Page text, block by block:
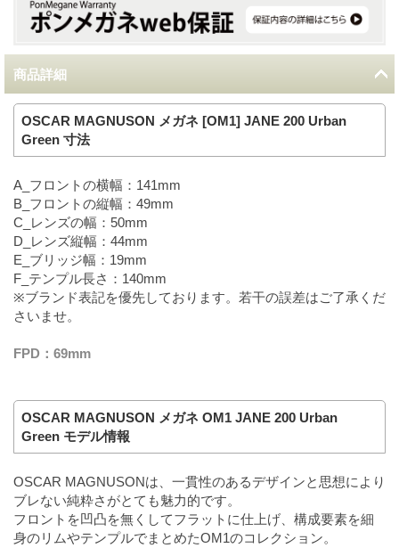
商品詳細
OSCAR MAGNUSON メガネ [OM1] JANE 200 Urban
Green 寸法
A_フロントの横幅：141mm
B_フロントの縦幅：49mm
C_レンズの幅：50mm
D_レンズ縦幅：44mm
E_ブリッジ幅：19mm
F_テンプル長さ：140mm
※ブランド表記を優先しております。若干の誤差はご了承くだ
さいませ。
FPD：69mm
OSCAR MAGNUSON メガネ OM1 JANE 200 Urban
Green モデル情報
OSCAR MAGNUSONは、一貫性のあるデザインと思想により
ブレない純粋さがとても魅力的です。
フロントを凹凸を無くしてフラットに仕上げ、構成要素を細
身のリムやテンプルでまとめたOM1のコレクション。